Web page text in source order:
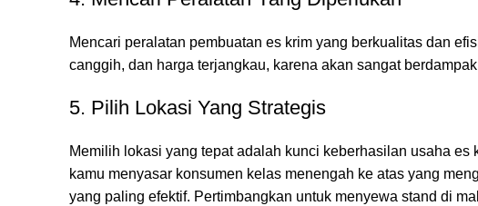
Mencari peralatan pembuatan es krim yang berkualitas dan
canggih, dan harga terjangkau, karena akan sangat
5. Pilih Lokasi Yang Strategis
Memilih lokasi yang tepat adalah kunci keberhasilan usaha
kamu menyasar konsumen kelas menengah ke atas yang
yang paling efektif. Pertimbangkan untuk menyewa stand di